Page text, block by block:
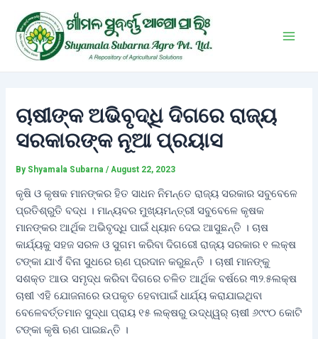
content
ଚାଷୀଙ୍କ ଅଭିବୃଦ୍ଧି ଦିଗରେ ରାଜ୍ୟ
ସରକାରଙ୍କ ନୂଆ ପ୍ରୟାସ
By Shyamala Subarna/August 22, 2023
କୃଷି ଓ କୃଷକ ମାନଙ୍କର ହିତ ସାଧନ ନିମନ୍ତେ ରାଜ୍ୟ ସରକାର ସବୁବେଳେ
ପ୍ରତିଶ୍ରୁତି ବଦ୍ଧ । ମାନ୍ୟବର ମୁଖ୍ୟମନ୍ତ୍ରୀ ସବୁବେଳେ କୃଷକ
ମାନଙ୍କର ଆର୍ଥିକ ଅଭିବୃଦ୍ଧି ପାଇଁ ଧ୍ୟାନ ଦେଇ ଆସୁଛନ୍ତି । ଚାଷ
କାର୍ଯ୍ୟକୁ ସହଜ ସରଳ ଓ ସୁଗମ କରିବା ଦିଗରେୀ ରାଜ୍ୟ ସରକାର ୧ ଲକ୍ଷ
ଟଙ୍କା ଯାଏଁ ବିନା ସୁଧରେ ଋଣ ପ୍ରଦାନ କରୁଛନ୍ତି । ଚାଷୀ ମାନଙ୍କୁ
ସଶକ୍ତ ଆଉ ସମୃଦ୍ଧ କରିବା ଦିଗରେ ଚଳିତ ଆର୍ଥିକ ବର୍ଷରେ ୩୨.୫ଲକ୍ଷ
ଚାଷୀ ଏହି ଯୋଜନାରେ ଉପକୃତ ହେବାପାଇଁ ଧାର୍ଯ୍ୟ କରାଯାଇଥିବା
ବେଳେବର୍ତ୍ତମାନ ସୁଦ୍ଧା ପ୍ରାୟ ୧୫ ଲକ୍ଷରୁ ଉଦ୍ଧ୍ୱର୍ ଚାଷୀ ୬୯୯୦ କୋଟି
ଟଙ୍କା କୃଷି ଋଣ ପାଇଛନ୍ତି ।
navigation